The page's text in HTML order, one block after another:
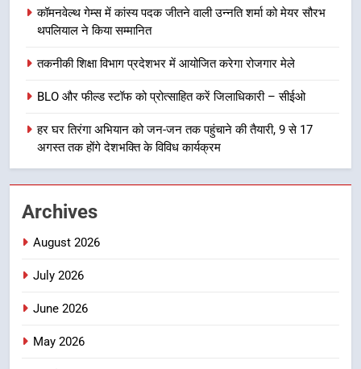
8
खेल महाकुंभ 2026ः 01 सितंबर से सजेगा
न्याय पंचायत से राज्य स्तर तक होगा
प्रतिभा का प्रदर्शन
उत्तराखण्ड
विशेष स्वच्छता अभियान में डीएम एवं सचिव
विधिक सेवा प्राधिकरण ने किया प्रतिभाग,
2
कॉमनवेल्थ गेम्स में कांस्य पदक जीतने वाली उन्नति शर्मा को मेयर सौरभ
थपलियाल ने किया सम्मानित
तकनीकी शिक्षा विभाग प्रदेशभर में आयोजित करेगा रोजगार मेले
BLO और फील्ड स्टॉफ को प्रोत्साहित करें जिलाधिकारी – सीईओ
हर घर तिरंगा अभियान को जन-जन तक पहुंचाने की तैयारी, 9 से 17
अगस्त तक होंगे देशभक्ति के विविध कार्यक्रम
Archives
August 2026
July 2026
June 2026
May 2026